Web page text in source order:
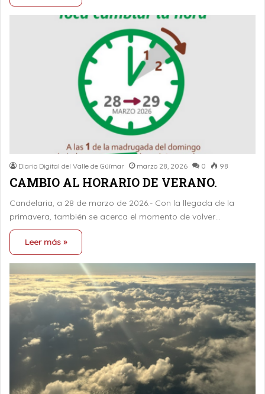
Diario Digital del Valle de Güímar marzo 28, 2026 0 98
CAMBIO AL HORARIO DE VERANO.
Candelaria, a 28 de marzo de 2026.- Con la llegada de la
primavera, también se acerca el momento de volver…
Leer más »